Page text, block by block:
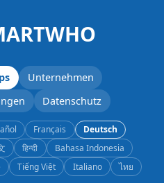
Unternehmen
Datenschutz
Français
Deutsch
हिन्दी
Bahasa Indonesia
Tiếng Việt Italiano ไทย